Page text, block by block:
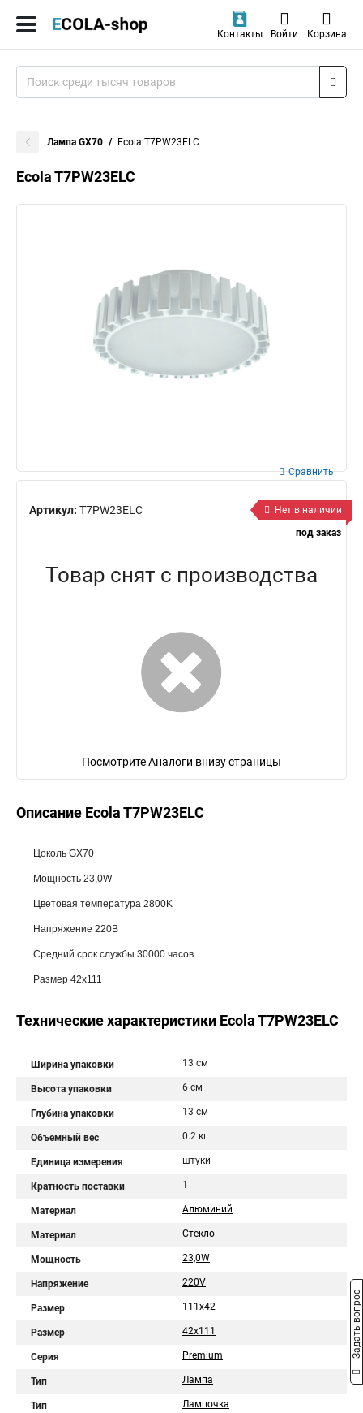
Контакты Войти Корзина
Лампа GX70 Ecola T7PW23ELC
Ecola T7PW23ELC
Артикул: T7PW23ELC
Сравнить
Нет в наличии
под заказ
Товар снят с производства
Посмотрите Аналоги внизу страницы
Описание Ecola T7PW23ELC
Цоколь GX70
Мощность 23,0W
Цветовая температура 2800K
Напряжение 220В
Средний срок службы 30000 часов
Размер 42x111
Технические характеристики Ecola T7PW23ELC
Ширина упаковки 13 см
Высота упаковки 6 см
Глубина упаковки 13 см
Объемный вес 0.2 кг
Единица измерения штуки
Кратность поставки 1
Материал Алюминий
Материал Стекло
Мощность 23,0W
Напряжение 220V
Размер 111х42
Размер 42х111
Серия Premium
Тип Лампа
Тип Лампочка
Задать вопрос